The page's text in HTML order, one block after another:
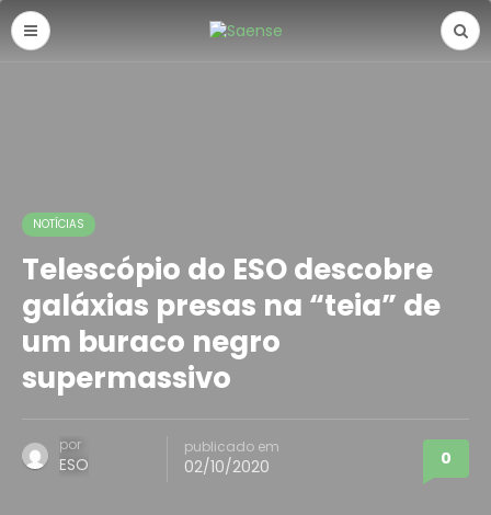
NOTÍCIAS
Telescópio do ESO descobre
galáxias presas na “teia” de
um buraco negro
supermassivo
por
ESO
publicado em
02/10/2020 0